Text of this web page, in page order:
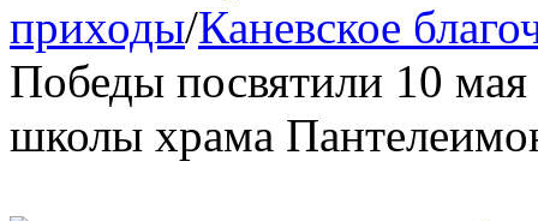
приходы/Каневское
Победы посвятили 10 мая
школы храма